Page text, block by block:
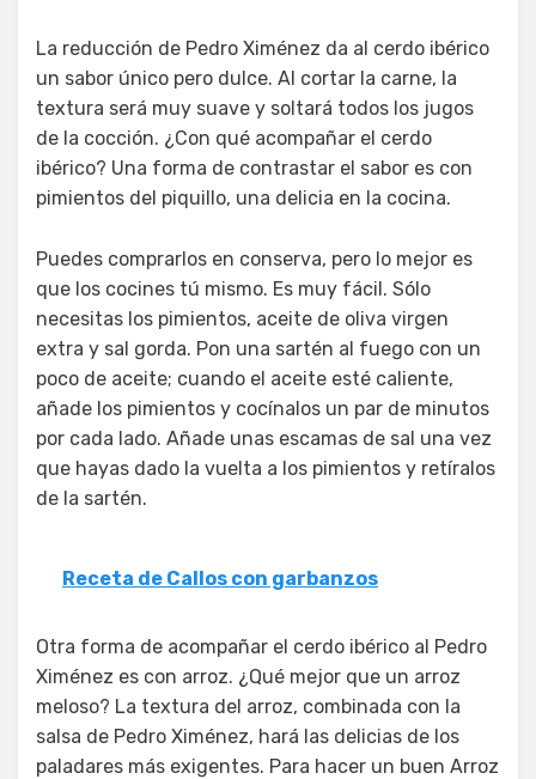
La reducción de Pedro Ximénez da al cerdo ibérico
un sabor único pero dulce. Al cortar la carne, la
textura será muy suave y soltará todos los jugos
de la cocción. ¿Con qué acompañar el cerdo
ibérico? Una forma de contrastar el sabor es con
pimientos del piquillo, una delicia en la cocina.
Puedes comprarlos en conserva, pero lo mejor es
que los cocines tú mismo. Es muy fácil. Sólo
necesitas los pimientos, aceite de oliva virgen
extra y sal gorda. Pon una sartén al fuego con un
poco de aceite; cuando el aceite esté caliente,
añade los pimientos y cocínalos un par de minutos
por cada lado. Añade unas escamas de sal una vez
que hayas dado la vuelta a los pimientos y retíralos
de la sartén.
Receta de Callos con garbanzos
Otra forma de acompañar el cerdo ibérico al Pedro
Ximénez es con arroz. ¿Qué mejor que un arroz
meloso? La textura del arroz, combinada con la
salsa de Pedro Ximénez, hará las delicias de los
paladares más exigentes. Para hacer un buen Arroz